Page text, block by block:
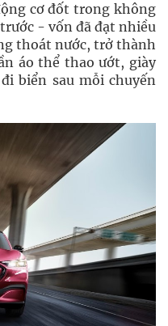
cơ đốt trong không
- vốn đã đạt nhiều
thoát nước, trở thành
áo thể thao ướt, giày
biển sau mỗi chuyến